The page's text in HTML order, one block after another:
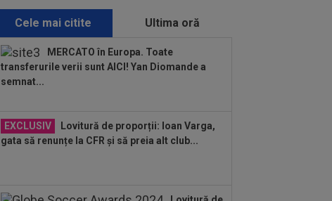
18:23
Catalanii anunță: Manchester City
și Barcelona, acord total pentru Rodri!
18:20
(P) O nouă etapă a gazdelor?
Cum arată Cotele Superbet pentru etapa
Slobozia - Gloria Bistrița 0-2, ACUM, DGS
1. Programul complet al etapei...
Cele mai citite Ultima oră
MERCATO în Europa. Toate
transferurile verii sunt AICI! Yan Diomande a
semnat...
EXCLUSIV
Lovitură de proporții: Ioan Varga,
gata să renunțe la CFR și să preia alt club...